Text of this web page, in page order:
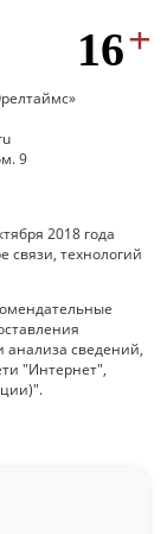
9
2018 года
связи, технологий
анализа сведений,
"Интернет",